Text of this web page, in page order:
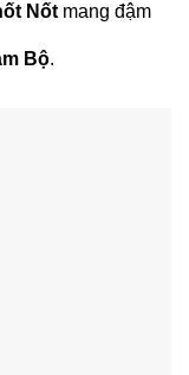
Nốt mang đậm
Bộ.